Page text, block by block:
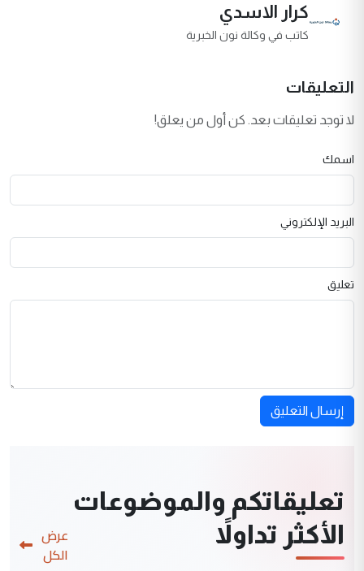
كرار الاسدي
كاتب في وكالة نون الخبرية
التعليقات
لا توجد تعليقات بعد. كن أول من يعلق!
اسمك
البريد الإلكتروني
تعليق
إرسال التعليق
تعليقاتكم والموضوعات
الأكثر تداولاً
عرض
الكل